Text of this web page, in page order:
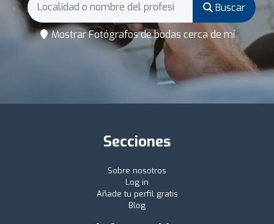
Buscar
Mostrar Fotógrafos de bodas cerca de mí
Secciones
Sobre nosotros
Log in
Añade tu perfil gratis
Blog